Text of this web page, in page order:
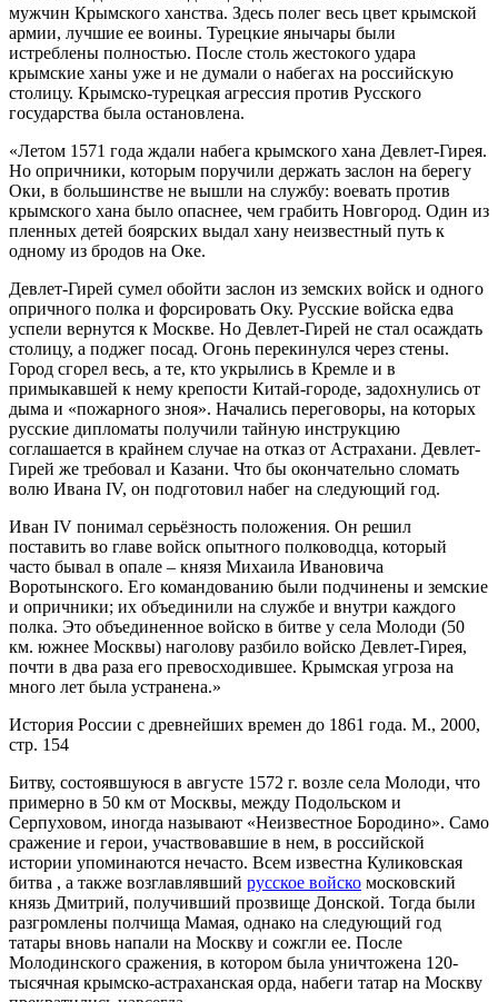
мужчин Крымского ханства. Здесь полег весь цвет крымской
армии, лучшие ее воины. Турецкие янычары были
истреблены полностью. После столь жестокого удара
крымские ханы уже и не думали о набегах на российскую
столицу. Крымско-турецкая агрессия против Русского
государства была остановлена.
«Летом 1571 года ждали набега крымского хана Девлет-Гирея.
Но опричники, которым поручили держать заслон на берегу
Оки, в большинстве не вышли на службу: воевать против
крымского хана было опаснее, чем грабить Новгород. Один из
пленных детей боярских выдал хану неизвестный путь к
одному из бродов на Оке.
Девлет-Гирей сумел обойти заслон из земских войск и одного
опричного полка и форсировать Оку. Русские войска едва
успели вернутся к Москве. Но Девлет-Гирей не стал осаждать
столицу, а поджег посад. Огонь перекинулся через стены.
Город сгорел весь, а те, кто укрылись в Кремле и в
примыкавшей к нему крепости Китай-городе, задохнулись от
дыма и «пожарного зноя». Начались переговоры, на которых
русские дипломаты получили тайную инструкцию
соглашается в крайнем случае на отказ от Астрахани. Девлет-
Гирей же требовал и Казани. Что бы окончательно сломать
волю Ивана IV, он подготовил набег на следующий год.
Иван IV понимал серьёзность положения. Он решил
поставить во главе войск опытного полководца, который
часто бывал в опале – князя Михаила Ивановича
Воротынского. Его командованию были подчинены и земские
и опричники; их объединили на службе и внутри каждого
полка. Это объединенное войско в битве у села Молоди (50
км. южнее Москвы) наголову разбило войско Девлет-Гирея,
почти в два раза его превосходившее. Крымская угроза на
много лет была устранена.»
История России с древнейших времен до 1861 года. М., 2000,
стр. 154
Битву, состоявшуюся в августе 1572 г. возле села Молоди, что
примерно в 50 км от Москвы, между Подольском и
Серпуховом, иногда называют «Неизвестное Бородино». Само
сражение и герои, участвовавшие в нем, в российской
истории упоминаются нечасто. Всем известна Куликовская
битва , а также возглавлявший русское войско московский
князь Дмитрий, получивший прозвище Донской. Тогда были
разгромлены полчища Мамая, однако на следующий год
татары вновь напали на Москву и сожгли ее. После
Молодинского сражения, в котором была уничтожена 120-
тысячная крымско-астраханская орда, набеги татар на Москву